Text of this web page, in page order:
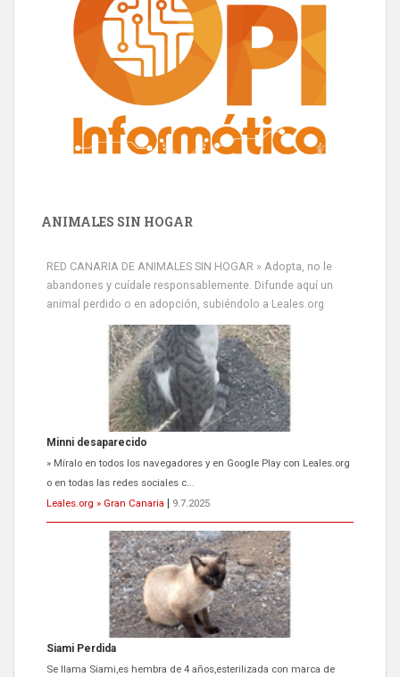
ANIMALES SIN HOGAR
RED CANARIA DE ANIMALES SIN HOGAR » Adopta, no le
abandones y cuídale responsablemente. Difunde aquí un
animal perdido o en adopción, subiéndolo a Leales.org
Siami Perdida
Se llama Siami,es hembra de 4 años,esterilizada con marca de
oreja,cariñosa,mimosa pero miedosa,e...
Leales.org » Gran Canaria
9.7.2025
ADOPCIÓN URGENTE GATA TEROR GRAN CANARIA
El ayuntamiento se va a llevar a Los Gatos callejeros de la zona los